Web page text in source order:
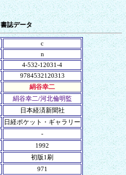
書誌データ
c
n
4-532-12031-4
9784532120313
絹谷幸二
絹谷幸二/河北倫明監
日本経済新聞社
日経ポケット・ギャラリー
-
1992
初版1刷
971